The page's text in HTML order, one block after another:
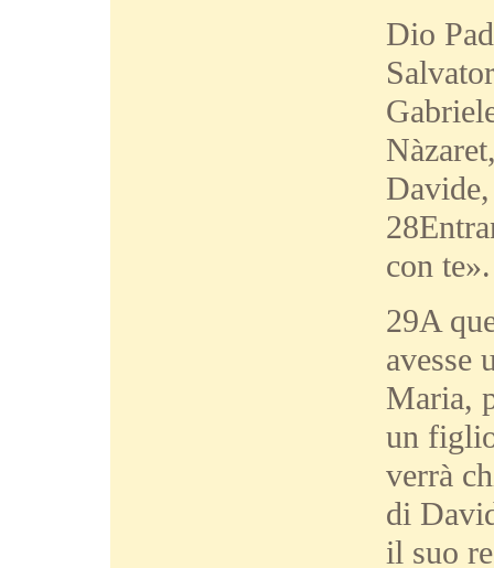
Dio
con te».
29A
avesse
Maria,
un
verrà
di
il suo